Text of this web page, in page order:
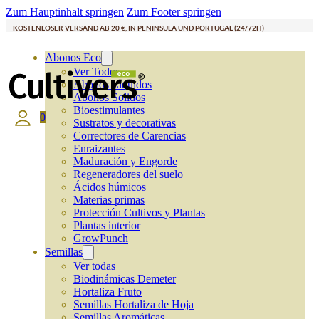
Zum Hauptinhalt springen Zum Footer springen
KOSTENLOSER VERSAND AB 20 €, IN PENINSULA UND PORTUGAL (24/72H)
Abonos Eco
Ver Todos
Abonos Líquidos
Abonos Solidos
Bioestimulantes
Sustratos y decorativas
Correctores de Carencias
Enraizantes
Maduración y Engorde
Regeneradores del suelo
Ácidos húmicos
Materias primas
Protección Cultivos y Plantas
Plantas interior
GrowPunch
Semillas
Ver todas
Biodinámicas Demeter
Hortaliza Fruto
Semillas Hortaliza de Hoja
0